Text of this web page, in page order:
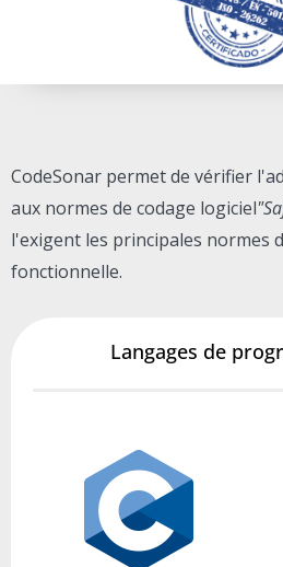
CodeSonar permet de vérifier
aux normes de codage logiciel
l'exigent les principales normes
fonctionnelle.
Langages de